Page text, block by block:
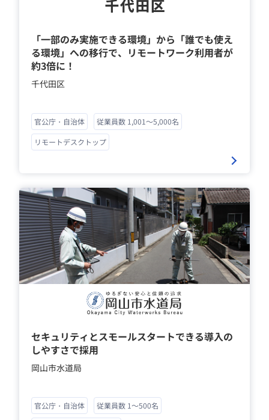
「一部のみ実施できる環境」から「誰でも使え
る環境」への移行で、リモートワーク利用者が
約3倍に！
千代田区
官公庁・自治体
従業員数 1,001～5,000名
リモートデスクトップ
セキュリティとスモールスタートできる導入の
しやすさで採用
岡山市水道局
官公庁・自治体 従業員数 1～500名